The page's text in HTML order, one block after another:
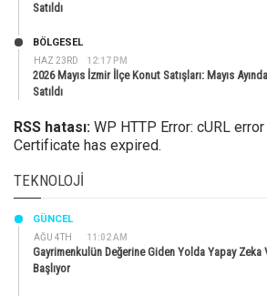
Satıldı
HAZ 23RD 12:17 PM
BÖLGESEL
2026 Mayıs İzmir İlçe Konut Satışları: Mayıs
Satıldı
RSS hatası: WP HTTP Error: cURL
Certificate has expired.
TEKNOLOJI
AĞU 4TH 11:02 AM
GÜNCEL
Gayrimenkulün Değerine Giden Yolda Yapay Zeka
Başlıyor